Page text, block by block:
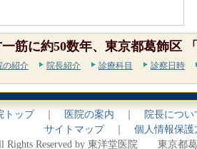
筋に約50数年、東京都葛飾区
の紹介 院長紹介 診療科目 診察日時
トップ 医院の案内 院長につい
サイトマップ
個人情報保護
Rights Reserved by 東洋堂医院 東京都